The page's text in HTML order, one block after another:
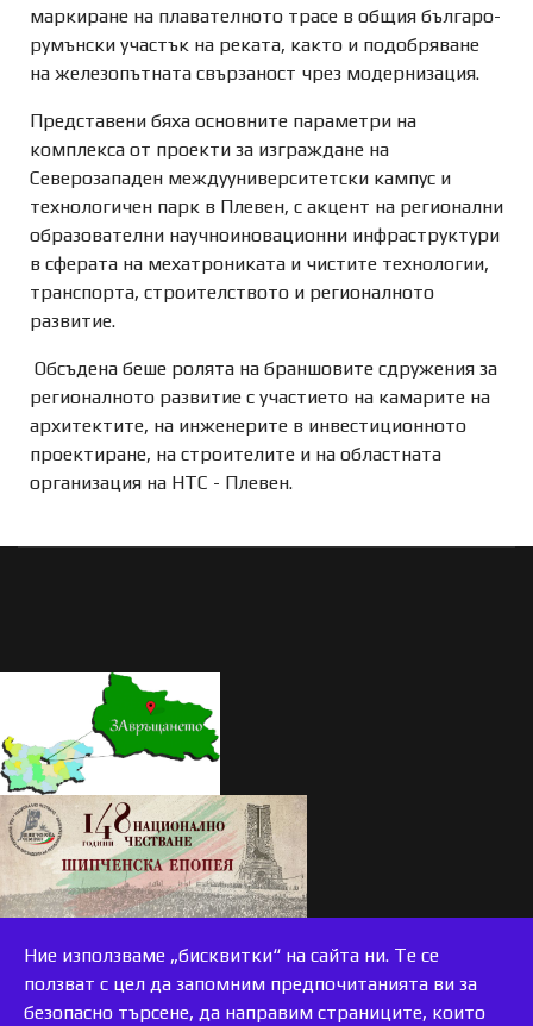
маркиране на плавателното трасе в общия българо-
румънски участък на реката, както и подобряване
на железопътната свързаност чрез модернизация.
Представени бяха основните параметри на
комплекса от проекти за изграждане на
Северозападен междууниверситетски кампус и
технологичен парк в Плевен, с акцент на регионални
образователни научноиновационни инфраструктури
в сферата на мехатрониката и чистите технологии,
транспорта, строителството и регионалното
развитие.
Обсъдена беше ролята на браншовите сдружения за
регионалното развитие с участието на камарите на
архитектите, на инженерите в инвестиционното
проектиране, на строителите и на областната
организация на НТС - Плевен.
Ние използваме „бисквитки“ на сайта ни. Те се
ползват с цел да запомним предпочитанията ви за
безопасно търсене, да направим страниците, които